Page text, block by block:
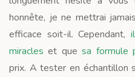
honnête, je ne mettrai
efficace soit-il. Cependant,
miracles et que sa formule
prix. A tester en échantillon